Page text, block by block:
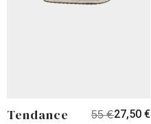
Tendance 55 €27,50 €